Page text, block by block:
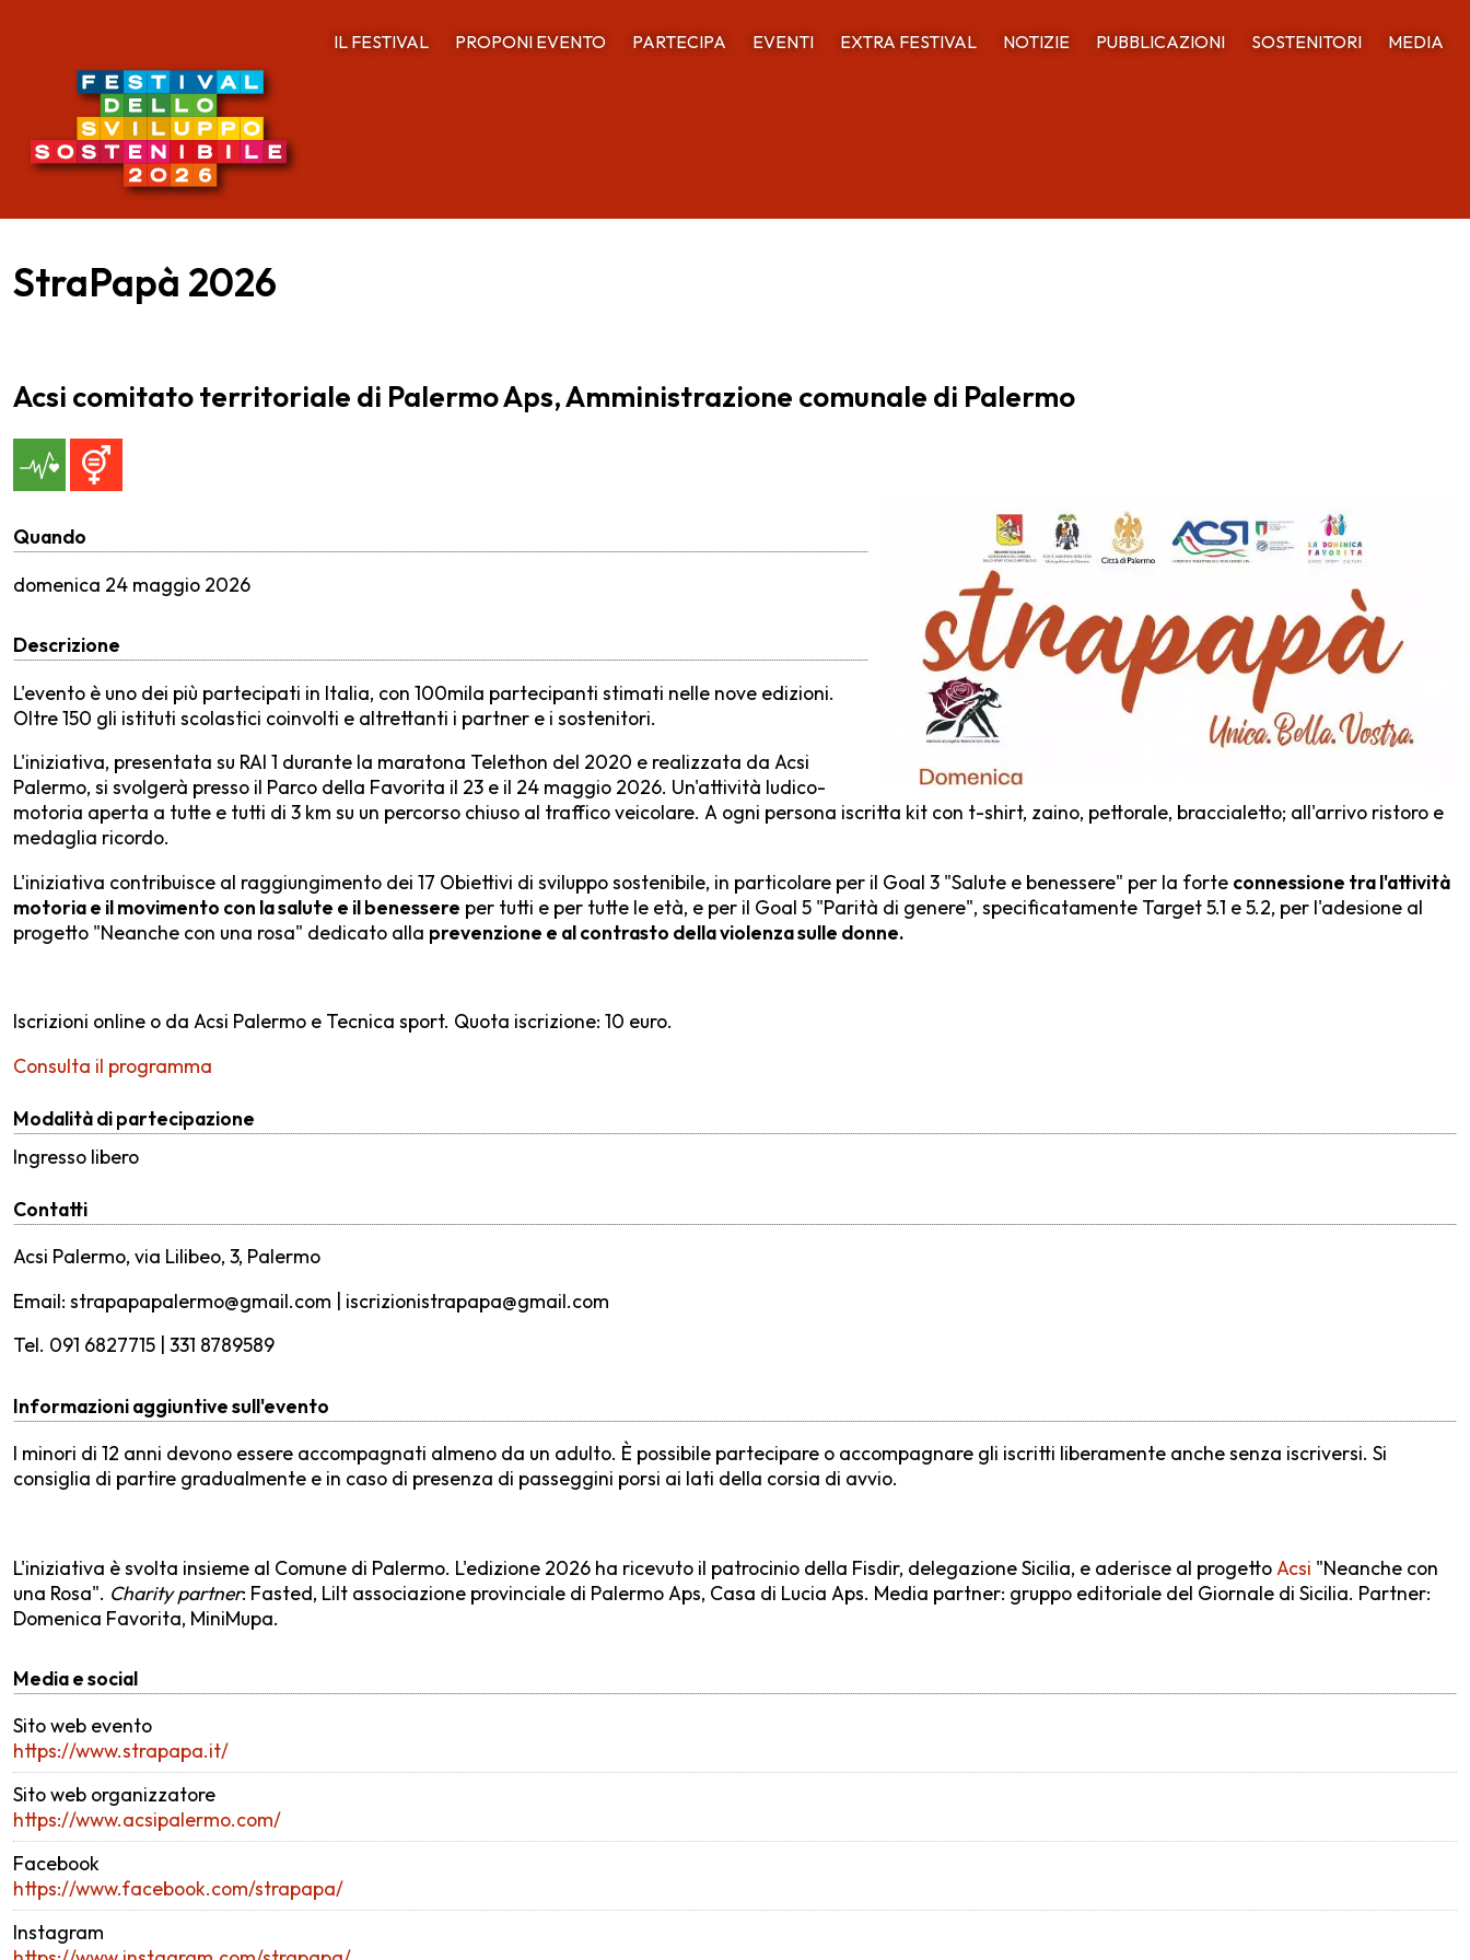
IL FESTIVAL PROPONI EVENTO PARTECIPA EVENTI EXTRA FESTIVAL NOTIZIE PUBBLICAZIONI SOSTENITORI MEDIA
StraPapà 2026
Acsi comitato territoriale di Palermo Aps, Amministrazione comunale di Palermo
Quando
domenica 24 maggio 2026
Descrizione
L'evento è uno dei più partecipati in Italia, con 100mila partecipanti stimati nelle nove edizioni.
Oltre 150 gli istituti scolastici coinvolti e altrettanti i partner e i sostenitori.
L'iniziativa, presentata su RAI 1 durante la maratona Telethon del 2020 e realizzata da Acsi
Palermo, si svolgerà presso il Parco della Favorita il 23 e il 24 maggio 2026. Un'attività ludico-
motoria aperta a tutte e tutti di 3 km su un percorso chiuso al traffico veicolare. A ogni persona iscritta kit con t-shirt, zaino, pettorale, braccialetto; all'arrivo ristoro e
medaglia ricordo.
L'iniziativa contribuisce al raggiungimento dei 17 Obiettivi di sviluppo sostenibile, in particolare per il Goal 3 "Salute e benessere" per la forte connessione tra l'attività
motoria e il movimento con la salute e il benessere per tutti e per tutte le età, e per il Goal 5 "Parità di genere", specificatamente Target 5.1 e 5.2, per l'adesione al
progetto "Neanche con una rosa" dedicato alla prevenzione e al contrasto della violenza sulle donne.
Iscrizioni online o da Acsi Palermo e Tecnica sport. Quota iscrizione: 10 euro.
Consulta il programma
Modalità di partecipazione
Ingresso libero
Contatti
Acsi Palermo, via Lilibeo, 3, Palermo
Email: strapapapalermo@gmail.com | iscrizionistrapapa@gmail.com
Tel. 091 6827715 | 331 8789589
Informazioni aggiuntive sull'evento
I minori di 12 anni devono essere accompagnati almeno da un adulto. È possibile partecipare o accompagnare gli iscritti liberamente anche senza iscriversi. Si
consiglia di partire gradualmente e in caso di presenza di passeggini porsi ai lati della corsia di avvio.
L'iniziativa è svolta insieme al Comune di Palermo. L'edizione 2026 ha ricevuto il patrocinio della Fisdir, delegazione Sicilia, e aderisce al progettoAcsi "Neanche con
una Rosa". Charity partner: Fasted, Lilt associazione provinciale di Palermo Aps, Casa di Lucia Aps. Media partner: gruppo editoriale del Giornale di Sicilia. Partner:
Domenica Favorita, MiniMupa.
Media e social
Sito web evento
https://www.strapapa.it/
Sito web organizzatore
https://www.acsipalermo.com/
Facebook
https://www.facebook.com/strapapa/
Instagram